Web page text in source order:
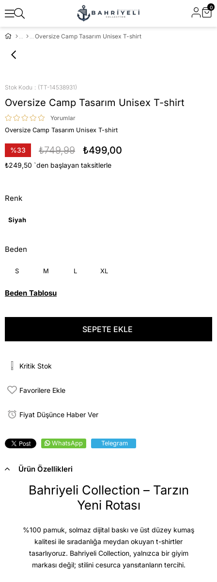
0
Oversize Camp Tasarım Unisex T-shirt
Stok Kodu (TT-14538931)
Oversize Camp Tasarım Unisex T-shirt
Yorumlar
Oversize Camp Tasarım Unisex T-shirt
%33
İndirim
₺749,99 ₺499,00
₺249,50 `den başlayan taksitlerle
Renk
Siyah
Beden
S M L XL
Beden Tablosu
Kritik Stok
Favorilere Ekle
Fiyat Düşünce Haber Ver
WhatsApp Telegram
Ürün Özellikleri
Bahriyeli Collection – Tarzın
Yeni Rotası
%100 pamuk, solmaz dijital baskı ve üst düzey kumaş
kalitesi ile sıradanlığa meydan okuyan t-shirtler
tasarlıyoruz. Bahriyeli Collection, yalnızca bir giyim
markası değil; stilini cesurca yansıtanların tercihi.